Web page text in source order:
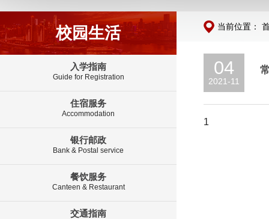
校园生活
入学指南
Guide for Registration
住宿服务
Accommodation
银行邮政
Bank & Postal service
餐饮服务
Canteen & Restaurant
交通指南
当前位置：
04
2021-11
1